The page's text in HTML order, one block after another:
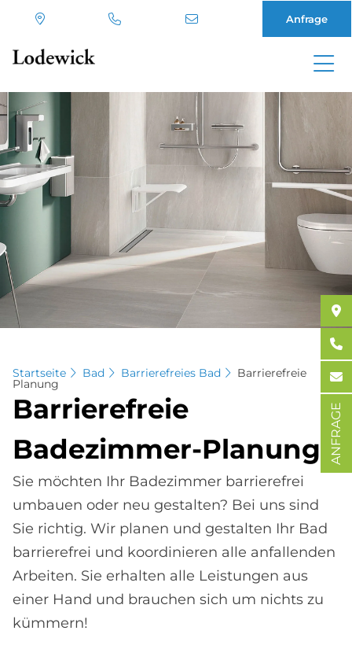
zum
Inhalt
Anfrage
Startseite Bad Barrierefreies Bad Barrierefreie
Planung
Bar­rie­re­freie
Ba­de­zim­mer-Pla­nung
Sie möchten Ihr Badezimmer barrierefrei
umbauen oder neu gestalten? Bei uns sind
Sie richtig. Wir planen und gestalten Ihr Bad
barrierefrei und koordinieren alle anfallenden
Arbeiten. Sie erhalten alle Leistungen aus
einer Hand und brauchen sich um nichts zu
kümmern!
ANFRAGE